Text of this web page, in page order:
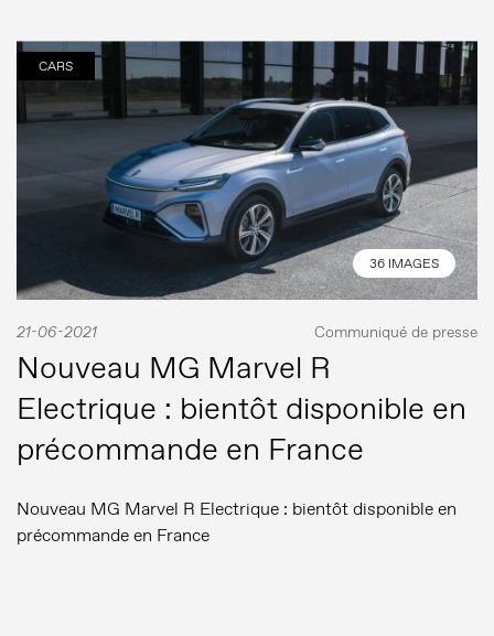
CARS
36 IMAGES
21-06-2021 Communiqué de presse
Nouveau MG Marvel R
Electrique : bientôt disponible en
précommande en France
Nouveau MG Marvel R Electrique : bientôt disponible en
précommande en France